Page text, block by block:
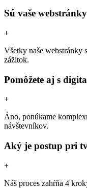
Sú vaše
+
Všetky naše webstránky
zážitok.
Pomôžete aj s
+
Áno, ponúkame
návštevníkov.
Aký je postup pri
+
Náš proces zahŕňa 4